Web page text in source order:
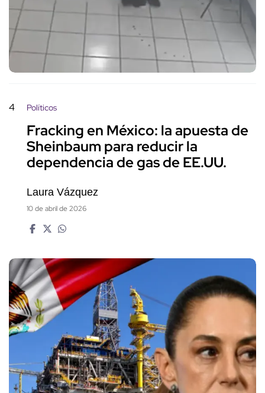
4 Políticos
Fracking en México: la apuesta de
Sheinbaum para reducir la
dependencia de gas de EE.UU.
Laura Vázquez
10 de abril de 2026